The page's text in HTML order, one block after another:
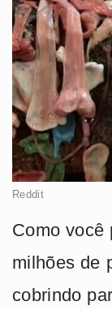
Reddit
Como você
milhões de
cobrindo